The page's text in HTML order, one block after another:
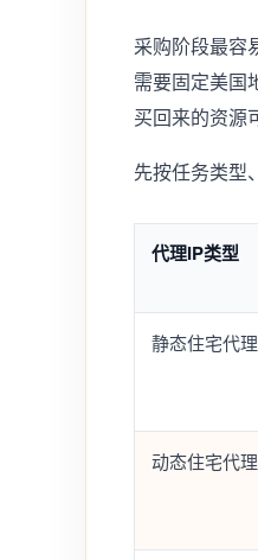
采购阶段最容
需要固定美国
买回来的资源
先按任务类型
代理IP类型
静态住宅代
动态住宅代